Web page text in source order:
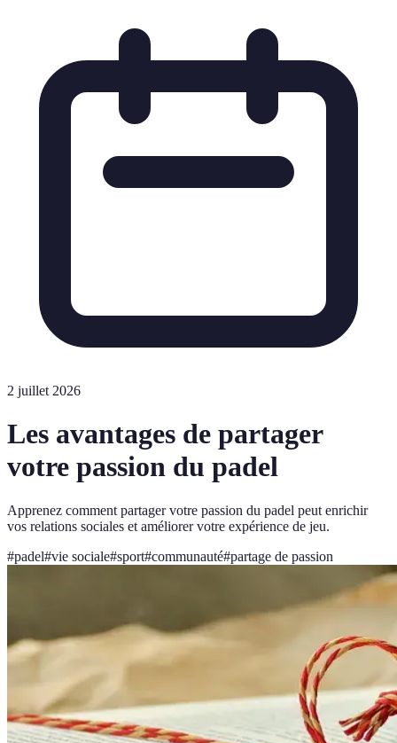
2 juillet 2026
Les avantages de partager
votre passion du padel
Apprenez comment partager votre passion du padel peut enrichir
vos relations sociales et améliorer votre expérience de jeu.
#padel#vie sociale#sport#communauté#partage de passion